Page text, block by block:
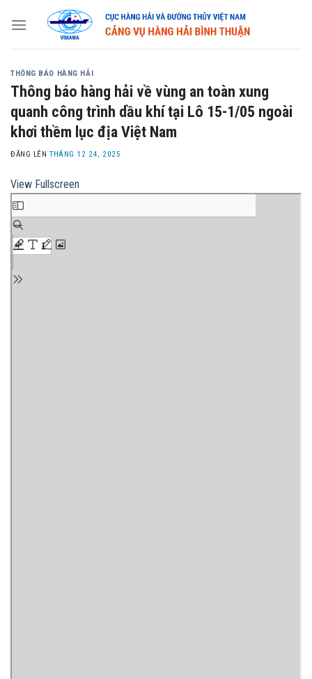
THÔNG BÁO HÀNG HẢI
Thông báo hàng hải về vùng an toàn xung
quanh công trình dầu khí tại Lô 15-1/05 ngoài
khơi thềm lục địa Việt Nam
ĐĂNG LÊNTHÁNG 12 24, 2025
View Fullscreen